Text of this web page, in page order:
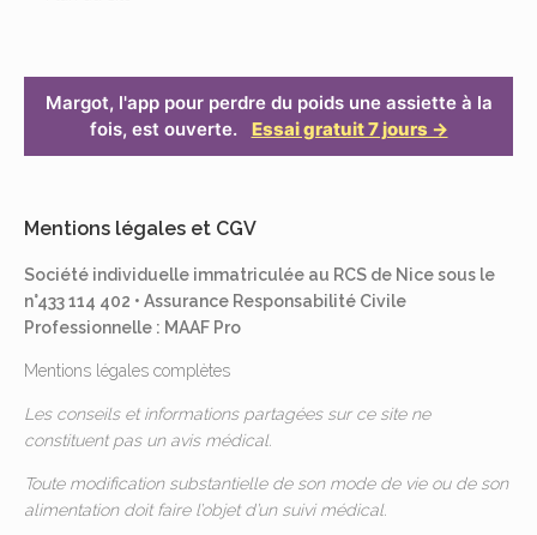
Margot, l'app pour perdre du poids une assiette à la
fois, est ouverte.
Essai gratuit 7 jours →
Mentions légales et CGV
Société individuelle immatriculée au RCS de Nice sous le
n°433 114 402 • Assurance Responsabilité Civile
Professionnelle : MAAF Pro
Mentions légales complètes
Les conseils et informations partagées sur ce site ne
constituent pas un avis médical.
Toute modification substantielle de son mode de vie ou de son
alimentation doit faire l’objet d’un suivi médical.